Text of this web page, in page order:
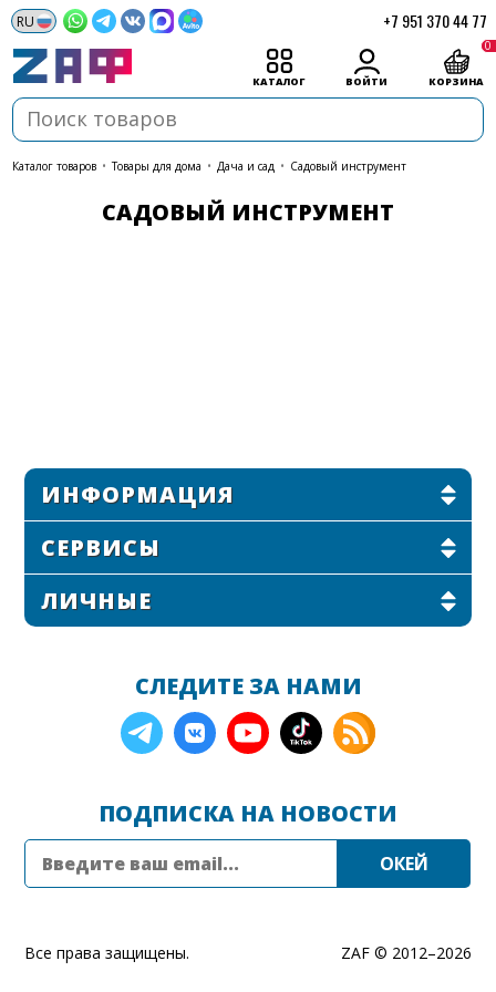
+7 951 370 44 77
КАТАЛОГ ВОЙТИ КОРЗИНА
0
каталог товаров • Товары для дома • Дача и сад • Садовый инструмент
САДОВЫЙ ИНСТРУМЕНТ
ИНФОРМАЦИЯ
СЕРВИСЫ
ЛИЧНЫЕ
СЛЕДИТЕ ЗА НАМИ
ПОДПИСКА НА НОВОСТИ
ZAF © 2012–2026
Все права защищены.